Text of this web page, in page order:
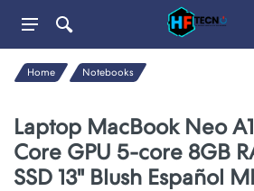
Home Notebooks
Laptop MacBook Neo
Core GPU 5-core 8GB
SSD 13" Blush Español